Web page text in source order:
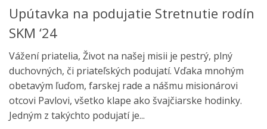
Upútavka na podujatie Stretnutie rodín
SKM ‘24
Vážení priatelia, Život na našej misii je pestrý, plný
duchovných, či priateľských podujatí. Vďaka mnohým
obetavým ľuďom, farskej rade a nášmu misionárovi
otcovi Pavlovi, všetko klape ako švajčiarske hodinky.
Jedným z takýchto podujatí je...